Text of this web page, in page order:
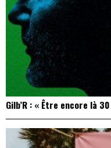
Gilb’R : « Être encore là